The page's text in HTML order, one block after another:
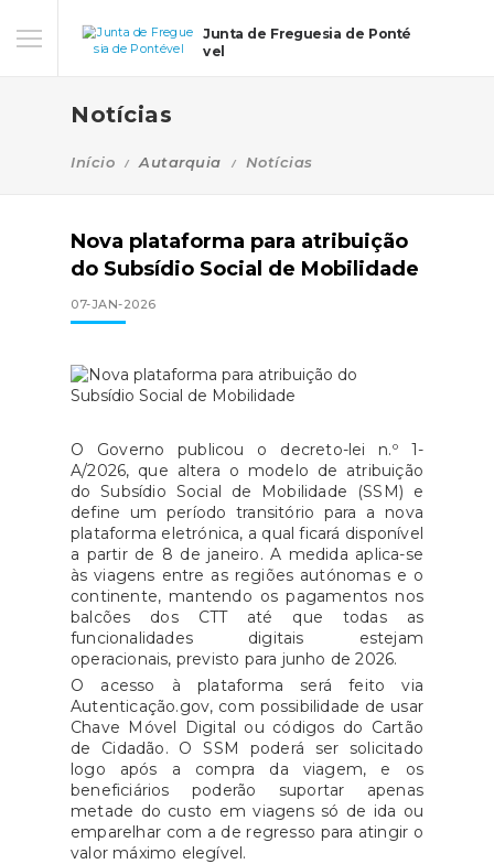
Junta de Freguesia de Ponté
vel
Notícias
Início Autarquia Notícias
Nova plataforma para atribuição
do Subsídio Social de Mobilidade
07-JAN-2026
O Governo publicou o decreto-lei n.º 1-
A/2026, que altera o modelo de atribuição
do Subsídio Social de Mobilidade (SSM) e
define um período transitório para a nova
plataforma eletrónica, a qual ficará disponível
a partir de 8 de janeiro. A medida aplica-se
às viagens entre as regiões autónomas e o
continente, mantendo os pagamentos nos
balcões dos CTT até que todas as
funcionalidades digitais estejam
operacionais, previsto para junho de 2026.
O acesso à plataforma será feito via
Autenticação.gov, com possibilidade de usar
Chave Móvel Digital ou códigos do Cartão
de Cidadão. O SSM poderá ser solicitado
logo após a compra da viagem, e os
beneficiários poderão suportar apenas
metade do custo em viagens só de ida ou
emparelhar com a de regresso para atingir o
valor máximo elegível.